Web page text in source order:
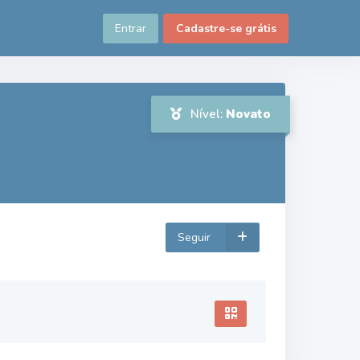
Entrar Cadastre-se grátis
Nível: Novato
Seguir